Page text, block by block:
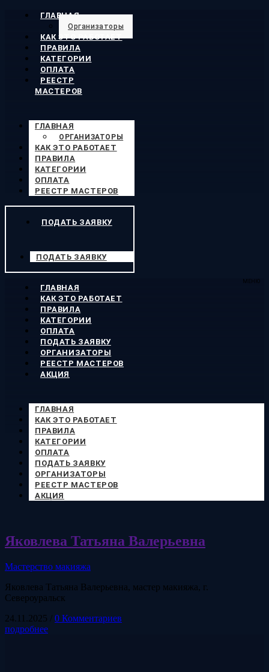
ГЛАВНАЯ
Организаторы
КАК ЭТО РАБОТАЕТ
ПРАВИЛА
КАТЕГОРИИ
ОПЛАТА
РЕЕСТР
МАСТЕРОВ
ГЛАВНАЯ
ОРГАНИЗАТОРЫ
КАК ЭТО РАБОТАЕТ
ПРАВИЛА
КАТЕГОРИИ
ОПЛАТА
РЕЕСТР МАСТЕРОВ
ПОДАТЬ ЗАЯВКУ
ПОДАТЬ ЗАЯВКУ
МЕНЮ
ГЛАВНАЯ
КАК ЭТО РАБОТАЕТ
ПРАВИЛА
КАТЕГОРИИ
ОПЛАТА
ПОДАТЬ ЗАЯВКУ
ОРГАНИЗАТОРЫ
РЕЕСТР МАСТЕРОВ
АКЦИЯ
ГЛАВНАЯ
КАК ЭТО РАБОТАЕТ
ПРАВИЛА
КАТЕГОРИИ
ОПЛАТА
ПОДАТЬ ЗАЯВКУ
ОРГАНИЗАТОРЫ
РЕЕСТР МАСТЕРОВ
АКЦИЯ
Яковлева Татьяна Валерьевна
Мастерство макияжа
Яковлева Татьяна Валерьевна, мастер макияжа, г.
Североуральск
24.11.2025 / 0 Комментариев
подробнее